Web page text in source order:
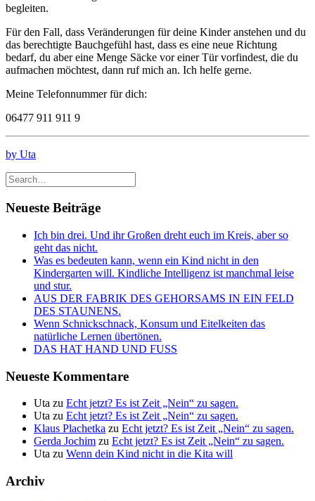
begleiten.
Für den Fall, dass Veränderungen für deine Kinder anstehen und du
das berechtigte Bauchgefühl hast, dass es eine neue Richtung
bedarf, du aber eine Menge Säcke vor einer Tür vorfindest, die du
aufmachen möchtest, dann ruf mich an. Ich helfe gerne.
Meine Telefonnummer für dich:
06477 911 911 9
by Uta
Neueste Beiträge
Ich bin drei. Und ihr Großen dreht euch im Kreis, aber so
geht das nicht.
Was es bedeuten kann, wenn ein Kind nicht in den
Kindergarten will. Kindliche Intelligenz ist manchmal leise
und stur.
AUS DER FABRIK DES GEHORSAMS IN EIN FELD
DES STAUNENS.
Wenn Schnickschnack, Konsum und Eitelkeiten das
natürliche Lernen übertönen.
DAS HAT HAND UND FUSS
Neueste Kommentare
Uta zu Echt jetzt? Es ist Zeit „Nein“ zu sagen.
Uta zu Echt jetzt? Es ist Zeit „Nein“ zu sagen.
Klaus Plachetka zu Echt jetzt? Es ist Zeit „Nein“ zu sagen.
Gerda Jochim zu Echt jetzt? Es ist Zeit „Nein“ zu sagen.
Uta zu Wenn dein Kind nicht in die Kita will
Archiv